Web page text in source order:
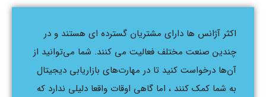
اکثر آژانس ها دارای مشتریان گسترده ای هستند و در
چندین صنعت مختلف فعالیت می کنند. شما می‌توانید از
آن‌ها درخواست کنید تا در مهارت‌های بازاریابی دیجیتال
به شما کمک کنند ، اما گاهی اوقات واقعا دلیلی ندارد که